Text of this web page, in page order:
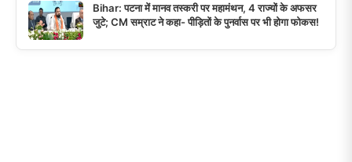
Bihar: पटना में मानव तस्करी पर महामंथन, 4 राज्यों के अफसर
जुटे; CM सम्राट ने कहा- पीड़ितों के पुनर्वास पर भी होगा फोकस!